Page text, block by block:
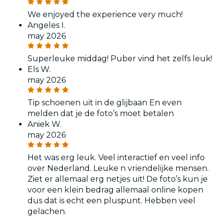
We enjoyed the experience very much!
Angeles I.
may 2026
Superleuke middag! Puber vind het zelfs leuk!
Els W.
may 2026
Tip schoenen uit in de glijbaan En even
melden dat je de foto’s moet betalen
Aniek W.
may 2026
Het was erg leuk. Veel interactief en veel info
over Nederland. Leuke n vriendelijke mensen.
Ziet er allemaal erg netjes uit! De foto’s kun je
voor een klein bedrag allemaal online kopen
dus dat is echt een pluspunt. Hebben veel
gelachen.